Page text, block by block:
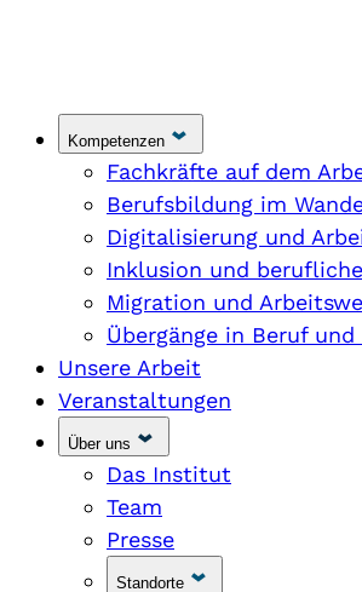
Kompetenzen
Fachkräfte auf dem
Berufsbildung im
Digitalisierung und
Inklusion und
Migration und
Übergänge in Beruf
Unsere Arbeit
Veranstaltungen
Über uns
Das Institut
Team
Presse
Standorte